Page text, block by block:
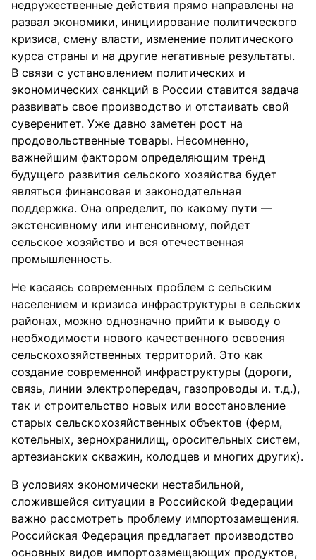
недружественные действия прямо направлены на
развал экономики, инициирование политического
кризиса, смену власти, изменение политического
курса страны и на другие негативные результаты.
В связи с установлением политических и
экономических санкций в России ставится задача
развивать свое производство и отстаивать свой
суверенитет. Уже давно заметен рост на
продовольственные товары. Несомненно,
важнейшим фактором определяющим тренд
будущего развития сельского хозяйства будет
являться финансовая и законодательная
поддержка. Она определит, по какому пути —
экстенсивному или интенсивному, пойдет
сельское хозяйство и вся отечественная
промышленность.
Не касаясь современных проблем с сельским
населением и кризиса инфраструктуры в сельских
районах, можно однозначно прийти к выводу о
необходимости нового качественного освоения
сельскохозяйственных территорий. Это как
создание современной инфраструктуры (дороги,
связь, линии электропередач, газопроводы и. т.д.),
так и строительство новых или восстановление
старых сельскохозяйственных объектов (ферм,
котельных, зернохранилищ, оросительных систем,
артезианских скважин, колодцев и многих других).
В условиях экономически нестабильной,
сложившейся ситуации в Российской Федерации
важно рассмотреть проблему импортозамещения.
Российская Федерация предлагает производство
основных видов импортозамещающих продуктов,